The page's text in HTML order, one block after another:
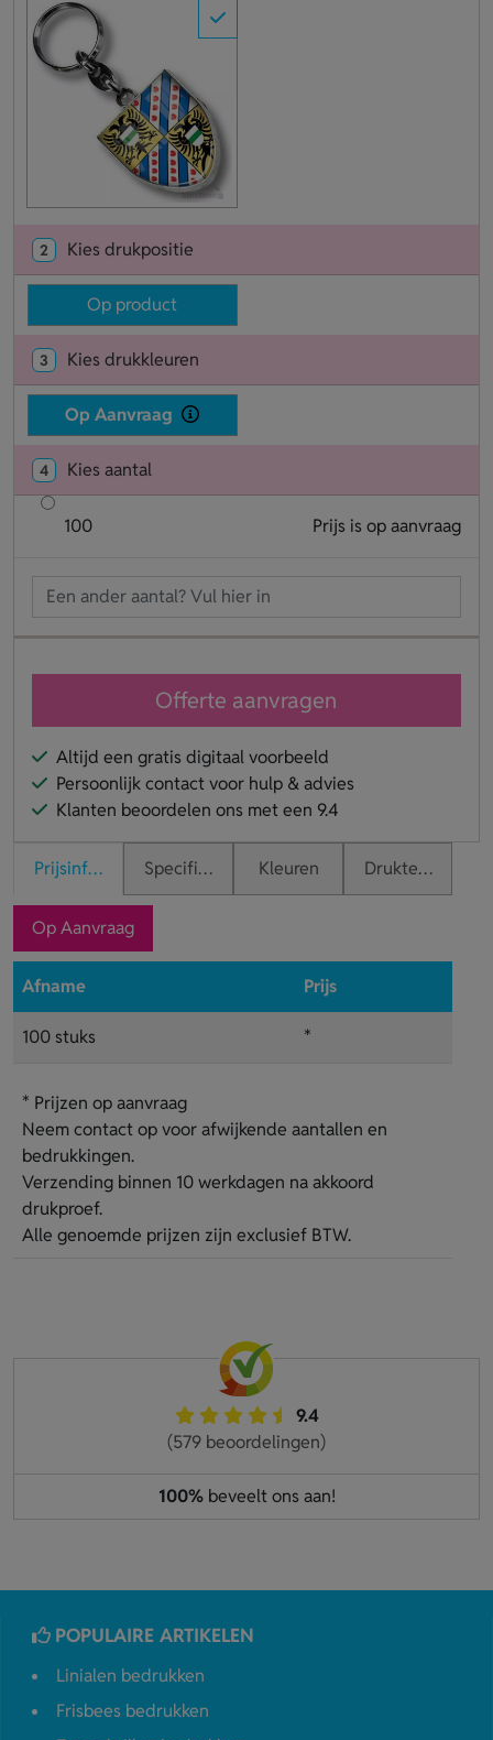
2 Kies drukpositie
Op product
3 Kies drukkleuren
Op Aanvraag
4 Kies aantal
100 Prijs is op aanvraag
Offerte aanvragen
Altijd een gratis digitaal voorbeeld
Persoonlijk contact voor hulp & advies
Klanten beoordelen ons met een 9.4
PrijsinformatieSpecificaties Kleuren Druktechnieken
Op Aanvraag
Afname Prijs
100 stuks *
* Prijzen op aanvraag
Neem contact op voor afwijkende aantallen en
bedrukkingen.
Verzending binnen 10 werkdagen na akkoord
drukproef.
Alle genoemde prijzen zijn exclusief BTW.
9.4
(579 beoordelingen)
100%beveelt ons aan!
POPULAIRE ARTIKELEN
Linialen bedrukken
Frisbees bedrukken